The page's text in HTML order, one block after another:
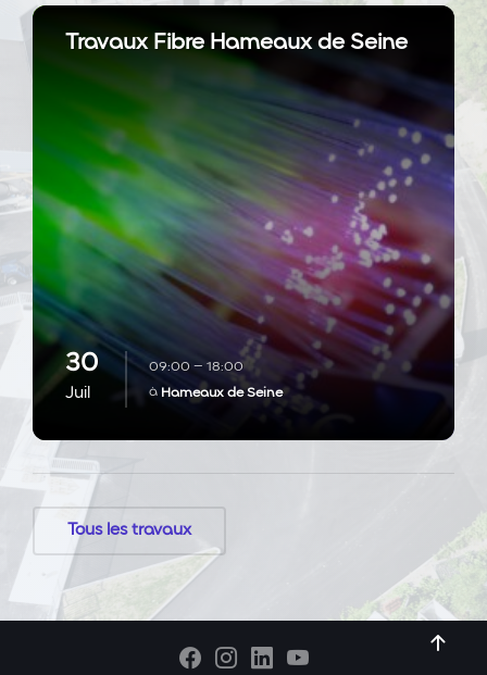
Travaux Fibre Hameaux de Seine
30
Juil
09:00 – 18:00
à Hameaux de Seine
En
savoir
Tous les travaux